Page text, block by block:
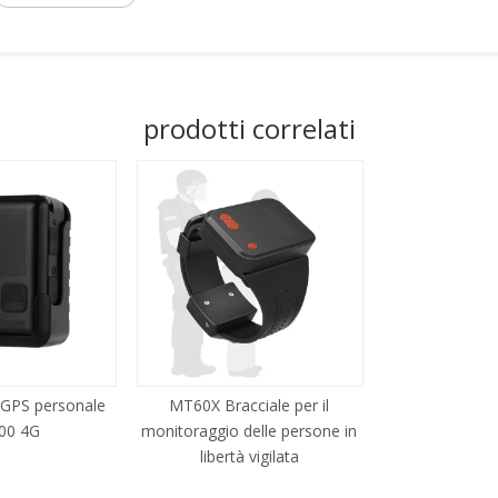
prodotti correlati
personale
4G
MT60X Bracciale per il
monitoraggio delle persone in
libertà vigilata